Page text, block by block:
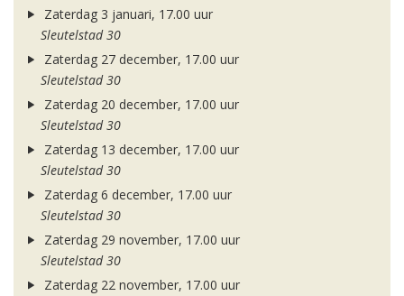
Zaterdag 3 januari, 17.00 uur
Sleutelstad 30
Zaterdag 27 december, 17.00 uur
Sleutelstad 30
Zaterdag 20 december, 17.00 uur
Sleutelstad 30
Zaterdag 13 december, 17.00 uur
Sleutelstad 30
Zaterdag 6 december, 17.00 uur
Sleutelstad 30
Zaterdag 29 november, 17.00 uur
Sleutelstad 30
Zaterdag 22 november, 17.00 uur